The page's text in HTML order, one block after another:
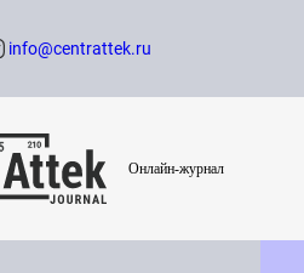
info@centrattek.ru
Онлайн-журнал